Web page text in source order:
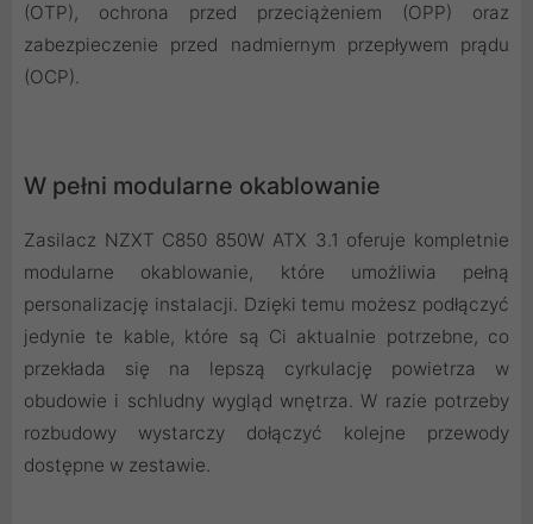
(OTP), ochrona przed przeciążeniem (OPP) oraz
zabezpieczenie przed nadmiernym przepływem prądu
(OCP).
W pełni modularne okablowanie
Zasilacz NZXT C850 850W ATX 3.1 oferuje kompletnie
modularne okablowanie, które umożliwia pełną
personalizację instalacji. Dzięki temu możesz podłączyć
jedynie te kable, które są Ci aktualnie potrzebne, co
przekłada się na lepszą cyrkulację powietrza w
obudowie i schludny wygląd wnętrza. W razie potrzeby
rozbudowy wystarczy dołączyć kolejne przewody
dostępne w zestawie.